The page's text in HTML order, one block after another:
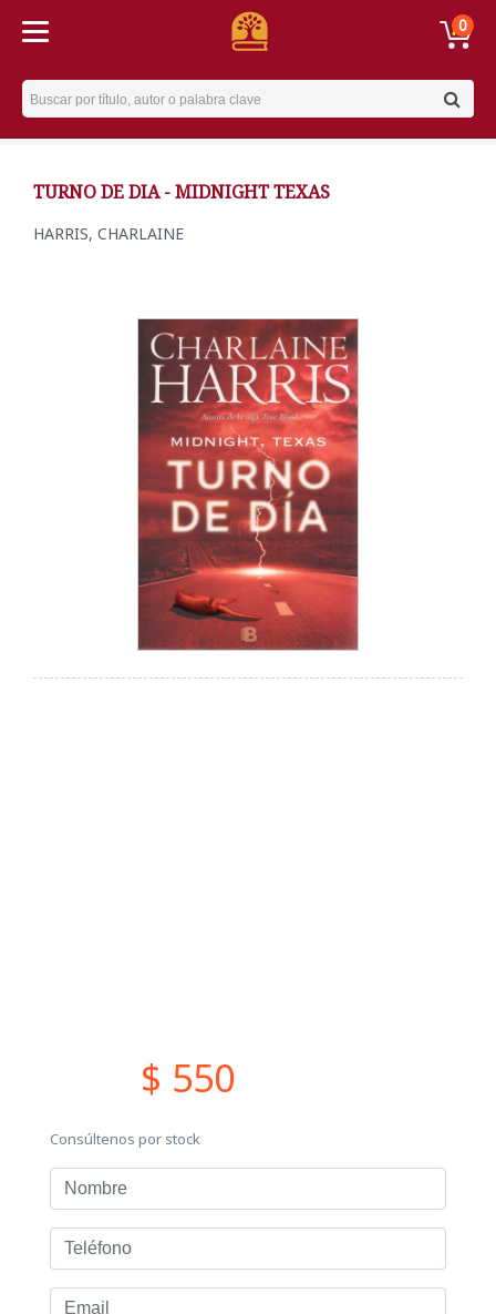
0
Username
TURNO DE DIA - MIDNIGHT TEXAS
HARRIS, CHARLAINE
$ 550
Consúltenos por stock
Nombre
Teléfono
Email